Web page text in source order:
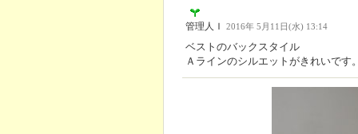
管理人Ｉ 2016年 5月11日(水) 13:14
ベストのバックスタイル
Ａラインのシルエットがきれいです